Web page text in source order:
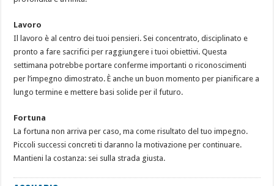
Lavoro
Il lavoro è al centro dei tuoi pensieri. Sei concentrato, disciplinato e
pronto a fare sacrifici per raggiungere i tuoi obiettivi. Questa
settimana potrebbe portare conferme importanti o riconoscimenti
per l’impegno dimostrato. È anche un buon momento per pianificare a
lungo termine e mettere basi solide per il futuro.
Fortuna
La fortuna non arriva per caso, ma come risultato del tuo impegno.
Piccoli successi concreti ti daranno la motivazione per continuare.
Mantieni la costanza: sei sulla strada giusta.